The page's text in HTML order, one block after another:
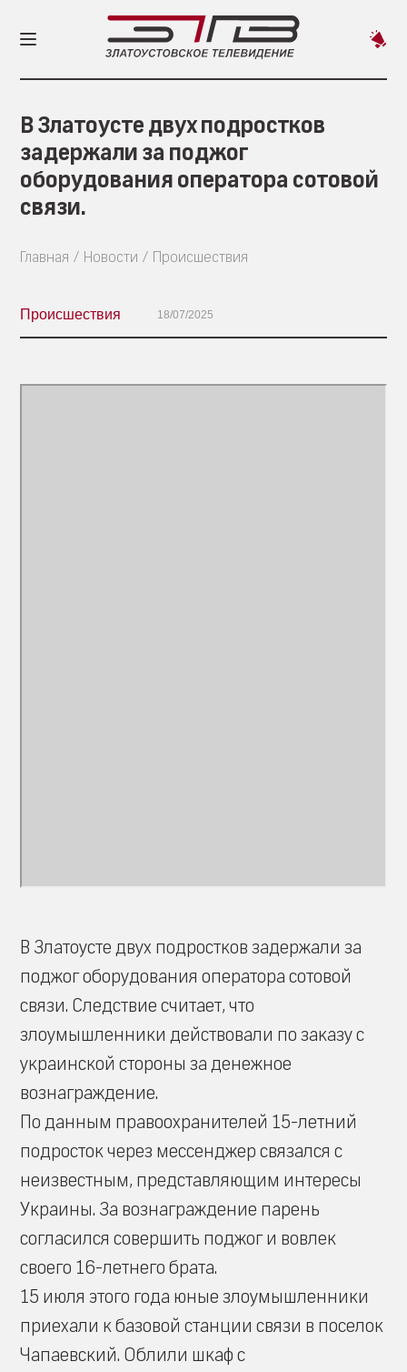
В Златоусте двух подростков
задержали за поджог
оборудования оператора сотовой
связи.
Главная Новости Происшествия
Происшествия 18/07/2025
В Златоусте двух подростков задержали за
поджог оборудования оператора сотовой
связи. Следствие считает, что
злоумышленники действовали по заказу с
украинской стороны за денежное
вознаграждение.
По данным правоохранителей 15-летний
подросток через мессенджер связался с
неизвестным, представляющим интересы
Украины. За вознаграждение парень
согласился совершить поджог и вовлек
своего 16-летнего брата.
15 июля этого года юные злоумышленники
приехали к базовой станции связи в поселок
Чапаевский. Облили шкаф с